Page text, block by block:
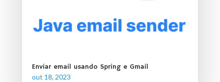
Enviar email usando Spring e Gmail
out 18, 2023